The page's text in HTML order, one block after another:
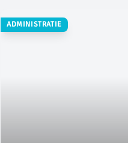
ADMINISTRATIE